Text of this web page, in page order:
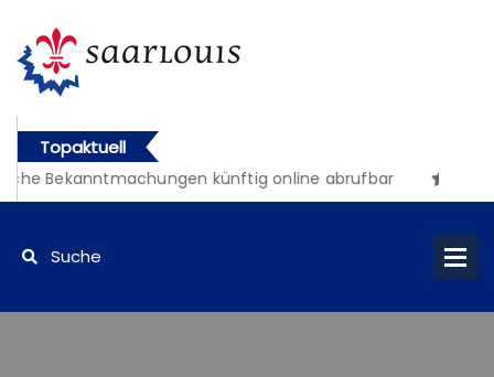
Topaktuell
Bekanntmachungen künftig online abrufbar